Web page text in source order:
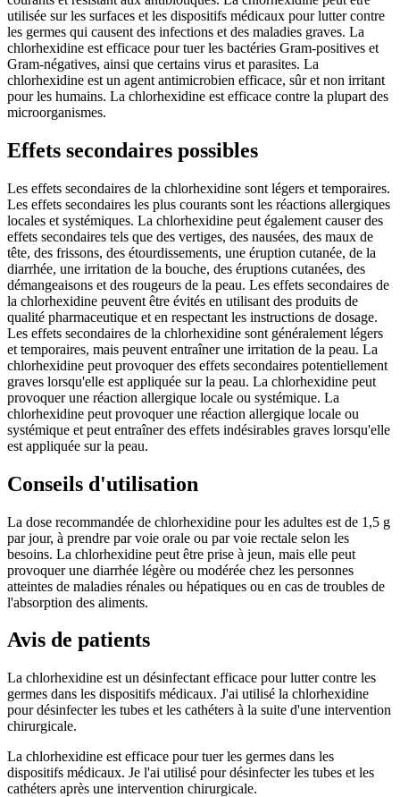
utilisée sur les surfaces et les dispositifs médicaux pour lutter contre
les germes qui causent des infections et des maladies graves. La
chlorhexidine est efficace pour tuer les bactéries Gram-positives et
Gram-négatives, ainsi que certains virus et parasites. La
chlorhexidine est un agent antimicrobien efficace, sûr et non irritant
pour les humains. La chlorhexidine est efficace contre la plupart des
microorganismes.
Effets secondaires possibles
Les effets secondaires de la chlorhexidine sont légers et temporaires.
Les effets secondaires les plus courants sont les réactions allergiques
locales et systémiques. La chlorhexidine peut également causer des
effets secondaires tels que des vertiges, des nausées, des maux de
tête, des frissons, des étourdissements, une éruption cutanée, de la
diarrhée, une irritation de la bouche, des éruptions cutanées, des
démangeaisons et des rougeurs de la peau. Les effets secondaires de
la chlorhexidine peuvent être évités en utilisant des produits de
qualité pharmaceutique et en respectant les instructions de dosage.
Les effets secondaires de la chlorhexidine sont généralement légers
et temporaires, mais peuvent entraîner une irritation de la peau. La
chlorhexidine peut provoquer des effets secondaires potentiellement
graves lorsqu'elle est appliquée sur la peau. La chlorhexidine peut
provoquer une réaction allergique locale ou systémique. La
chlorhexidine peut provoquer une réaction allergique locale ou
systémique et peut entraîner des effets indésirables graves lorsqu'elle
est appliquée sur la peau.
Conseils d'utilisation
La dose recommandée de chlorhexidine pour les adultes est de 1,5 g
par jour, à prendre par voie orale ou par voie rectale selon les
besoins. La chlorhexidine peut être prise à jeun, mais elle peut
provoquer une diarrhée légère ou modérée chez les personnes
atteintes de maladies rénales ou hépatiques ou en cas de troubles de
l'absorption des aliments.
Avis de patients
La chlorhexidine est un désinfectant efficace pour lutter contre les
germes dans les dispositifs médicaux. J'ai utilisé la chlorhexidine
pour désinfecter les tubes et les cathéters à la suite d'une intervention
chirurgicale.
La chlorhexidine est efficace pour tuer les germes dans les
dispositifs médicaux. Je l'ai utilisé pour désinfecter les tubes et les
cathéters après une intervention chirurgicale.